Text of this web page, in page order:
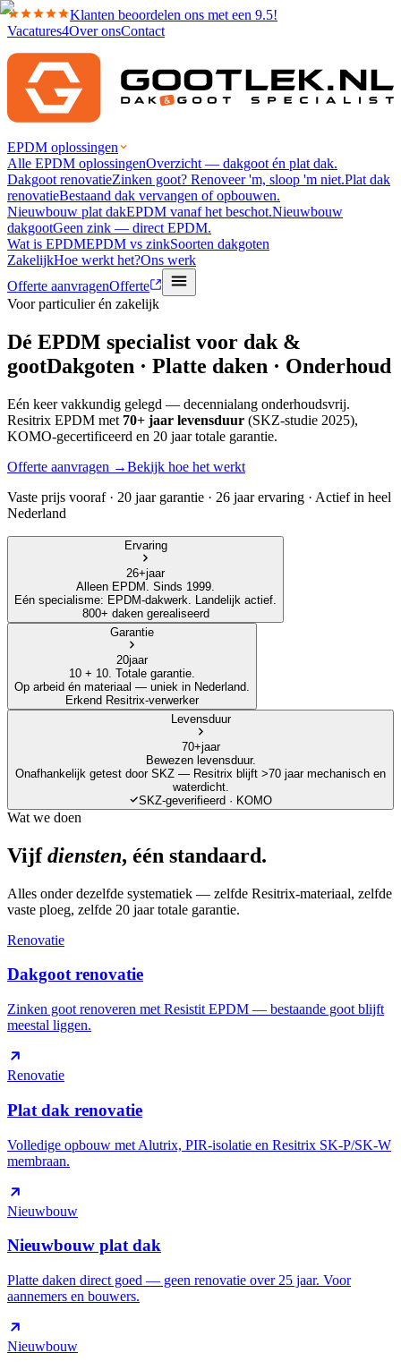
Klanten beoordelen ons met een 9.5!
Vacatures4Over onsContact
EPDM oplossingen
Alle EPDM oplossingenOverzicht — dakgoot én plat dak.
Dakgoot renovatieZinken goot? Renoveer 'm, sloop 'm niet.Plat dak
renovatieBestaand dak vervangen of opbouwen.
Nieuwbouw plat dakEPDM vanaf het beschot.Nieuwbouw
dakgootGeen zink — direct EPDM.
Wat is EPDMEPDM vs zinkSoorten dakgoten
ZakelijkHoe werkt het?Ons werk
Offerte aanvragenOfferte
Voor particulier én zakelijk
Dé EPDM specialist voor dak &
gootDakgoten · Platte daken · Onderhoud
Eén keer vakkundig gelegd — decennialang onderhoudsvrij.
Resitrix EPDM met 70+ jaar levensduur (SKZ-studie 2025),
KOMO-gecertificeerd en 20 jaar totale garantie.
Offerte aanvragen →Bekijk hoe het werkt
Vaste prijs vooraf · 20 jaar garantie · 26 jaar ervaring · Actief in heel
Nederland
Ervaring
26+jaar
Alleen EPDM. Sinds 1999.
Eén specialisme: EPDM-dakwerk. Landelijk actief.
800+ daken gerealiseerd
Garantie
20jaar
10 + 10. Totale garantie.
Op arbeid én materiaal — uniek in Nederland.
Erkend Resitrix-verwerker
Levensduur
70+jaar
Bewezen levensduur.
Onafhankelijk getest door SKZ — Resitrix blijft >70 jaar mechanisch en
waterdicht.
SKZ-geverifieerd · KOMO
Wat we doen
Vijfdiensten, één standaard.
Alles onder dezelfde systematiek — zelfde Resitrix-materiaal, zelfde
vaste ploeg, zelfde 20 jaar totale garantie.
Renovatie
Dakgoot renovatie
Zinken goot renoveren met Resistit EPDM — bestaande goot blijft
meestal liggen.
Renovatie
Plat dak renovatie
Volledige opbouw met Alutrix, PIR-isolatie en Resitrix SK-P/SK-W
membraan.
Nieuwbouw
Nieuwbouw plat dak
Platte daken direct goed — geen renovatie over 25 jaar. Voor
aannemers en bouwers.
Nieuwbouw